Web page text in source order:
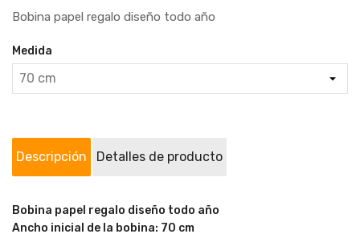
Bobina papel regalo diseño todo año
Medida
Descripción Detalles de producto
Bobina papel regalo diseño todo año
Ancho inicial de la bobina: 70 cm